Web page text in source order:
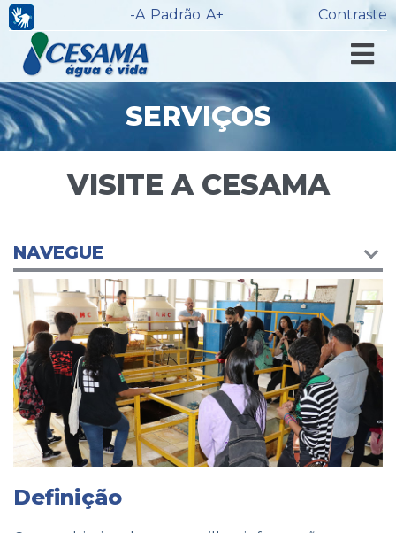
-A Padrão A+ Contraste
SERVIÇOS
VISITE A CESAMA
NAVEGUE
Definição